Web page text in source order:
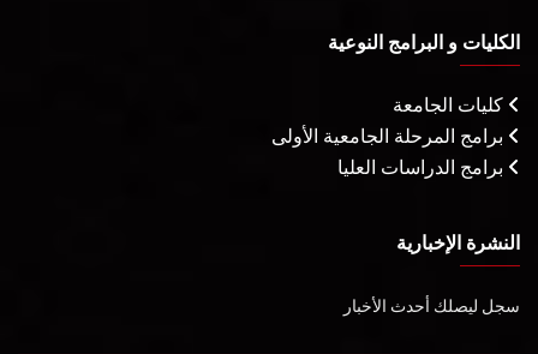
الكليات و البرامج النوعية
كليات الجامعة
برامج المرحلة الجامعية الأولى
برامج الدراسات العليا
النشرة الإخبارية
سجل ليصلك أحدث الأخبار